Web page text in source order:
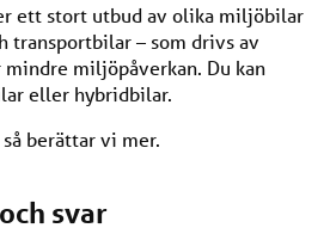
ett stort utbud av olika miljöbilar
transportbilar – som drivs av
miljöpåverkan. Du kan
eller hybridbilar.
berättar vi mer.
svar